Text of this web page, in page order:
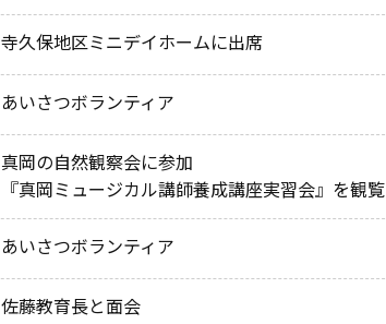
寺久保地区ミニデイホームに出席
あいさつボランティア
真岡の自然観察会に参加
『真岡ミュージカル講師養成講座実習会』を観覧
あいさつボランティア
佐藤教育長と面会